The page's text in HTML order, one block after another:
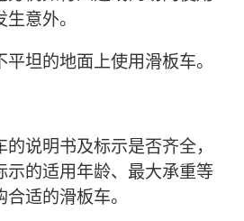
意外。
坦的地面上使用滑板车。
说明书及标示是否齐全，
示的适用年龄、最大承重等
适的滑板车。